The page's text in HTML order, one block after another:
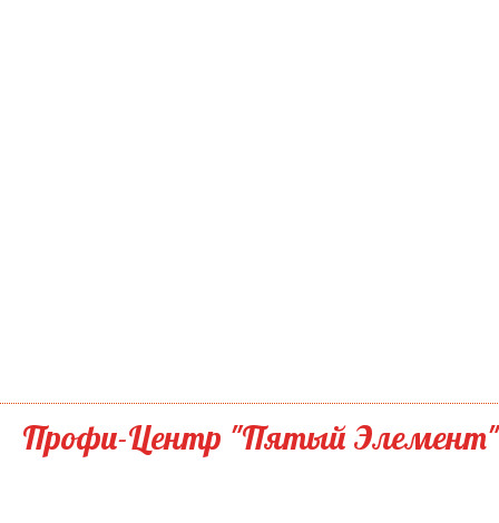
Профи-Центр "Пятый Элемент"